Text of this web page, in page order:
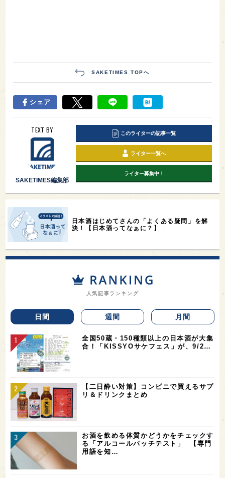
SAKETIMES TOPへ
シェア
TEXT BY
SAKETIMES編集部
このライターの記事一覧
ライター一覧へ
ライター募集中！
日本酒はじめてさんの「よくある疑問」を解
決！【日本酒ってなぁに？】
人気記事ランキング
日間 週間 月間
全国50蔵・150種類以上の日本酒が大集
合！「KISSYOサケフェス」が、9/2…
【二日酔い対策】コンビニで買えるサプ
リ＆ドリンクまとめ
お酒を飲める体質かどうかをチェックす
る「アルコールパッチテスト」─【専門
用語を知…